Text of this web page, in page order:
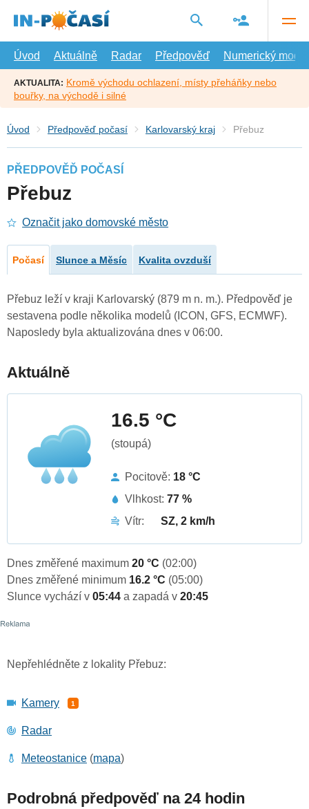
hlavní
Úvod
Aktuálně Radar Předpověď Numerický model
AKTUALITA: Kromě východu ochlazení, místy přeháňky nebo
bouřky, na východě i silné
Úvod Předpověď počasí Karlovarský kraj Přebuz
PŘEDPOVĚĎ POČASÍ
Přebuz
Označit jako domovské město
Počasí Slunce a Měsíc Kvalita ovzduší
Přebuz leží v kraji Karlovarský (879 m n. m.). Předpověď je
sestavena podle několika modelů (ICON, GFS, ECMWF).
Naposledy byla aktualizována dnes v 06:00.
Aktuálně
16.5 °C
(stoupá)
Pocitově: 18 °C
Vlhkost: 77 %
Vítr:
SZ, 2 km/h
Dnes změřené maximum 20 °C (02:00)
Dnes změřené minimum 16.2 °C (05:00)
Slunce vychází v 05:44 a zapadá v 20:45
Nepřehlédněte z lokality Přebuz:
Kamery 1
Radar
Meteostanice (mapa)
Podrobná předpověď na 24 hodin